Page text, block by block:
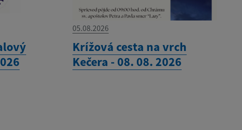
05.08.2026
Krížová cesta na vrch
Kečera - 08. 08. 2026